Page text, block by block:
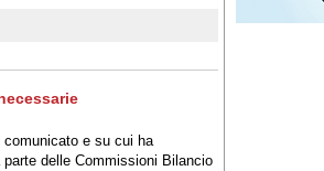
comunicato e su cui ha
delle Commissioni Bilancio